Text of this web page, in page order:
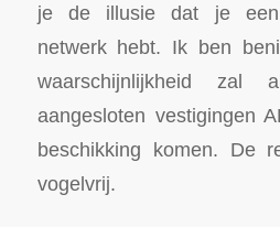
je de illusie dat je een
netwerk hebt. Ik ben
waarschijnlijkheid
aangesloten vestigingen
beschikking komen. De
vogelvrij.